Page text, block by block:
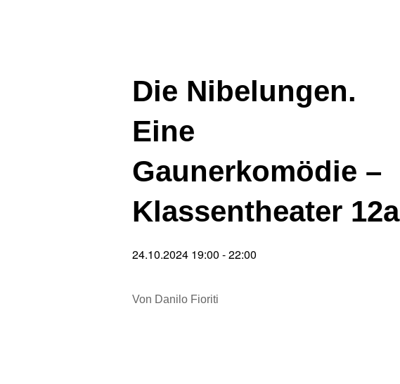
Die Nibelungen.
Eine
Gaunerkomödie –
Klassentheater 12a
24.10.2024 19:00 -22:00
Von Danilo Fioriti